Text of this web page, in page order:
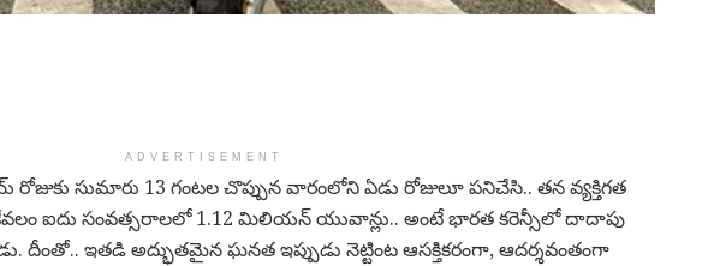
ADVERTISEMENT
సుమారు 13 గంటల చొప్పున వారంలోని ఏడు రోజులూ పనిచేసి.. తన వ్యక్తిగత
కేవలం ఐదు సంవత్సరాలలో 1.12 మిలియన్ యువాన్లు.. అంటే భారత కరెన్సీలో దాదాపు
దీంతో.. ఇతడి అద్భుతమైన ఘనత ఇప్పుడు నెట్టింట ఆసక్తికరంగా, ఆదర్శవంతంగా